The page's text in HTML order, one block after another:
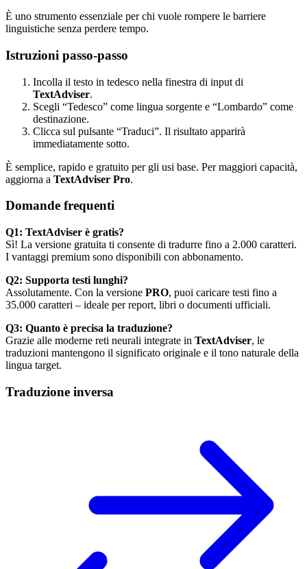
È uno strumento essenziale per chi vuole rompere le barriere
linguistiche senza perdere tempo.
Istruzioni passo-passo
Incolla il testo in tedesco nella finestra di input di
TextAdviser.
Scegli “Tedesco” come lingua sorgente e “Lombardo” come
destinazione.
Clicca sul pulsante “Traduci”. Il risultato apparirà
immediatamente sotto.
È semplice, rapido e gratuito per gli usi base. Per maggiori capacità,
aggiorna a TextAdviser Pro.
Domande frequenti
Q1: TextAdviser è gratis?
Sì! La versione gratuita ti consente di tradurre fino a 2.000 caratteri.
I vantaggi premium sono disponibili con abbonamento.
Q2: Supporta testi lunghi?
Assolutamente. Con la versione PRO, puoi caricare testi fino a
35.000 caratteri – ideale per report, libri o documenti ufficiali.
Q3: Quanto è precisa la traduzione?
Grazie alle moderne reti neurali integrate in TextAdviser, le
traduzioni mantengono il significato originale e il tono naturale della
lingua target.
Traduzione inversa